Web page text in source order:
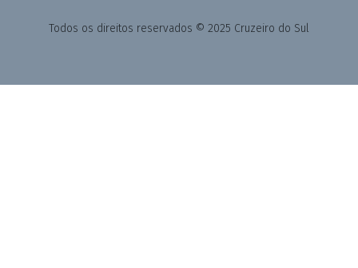
Todos os direitos reservados © 2025 Cruzeiro do Sul